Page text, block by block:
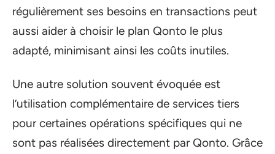
régulièrement ses besoins en transactions peut
aussi aider à choisir le plan Qonto le plus
adapté, minimisant ainsi les coûts inutiles.
Une autre solution souvent évoquée est
l’utilisation complémentaire de services tiers
pour certaines opérations spécifiques qui ne
sont pas réalisées directement par Qonto. Grâce